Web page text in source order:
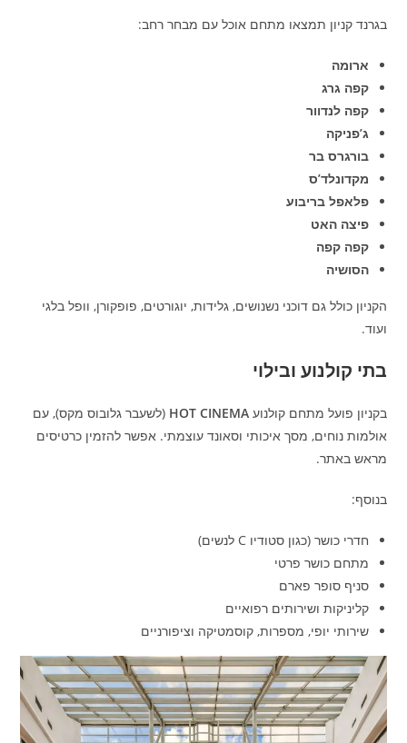
בגרנד קניון תמצאו מתחם אוכל עם מבחר רחב:
ארומה
קפה גרג
קפה לנדוור
ג’פניקה
בורגרס בר
מקדונלד’ס
פלאפל בריבוע
פיצה האט
קפה קפה
הסושיה
הקניון כולל גם דוכני נשנושים, גלידות, יוגורטים, פופקורן, וופל בלגי
ועוד.
בתי קולנוע ובילוי
בקניון פועל מתחם קולנועHOT CINEMA (לשעבר גלובוס מקס), עם
אולמות נוחים, מסך איכותי וסאונד עוצמתי. אפשר להזמין כרטיסים
מראש באתר.
בנוסף:
חדרי כושר (כגון סטודיו C לנשים)
מתחם כושר פרטי
סניף סופר פארם
קליניקות ושירותים רפואיים
שירותי יופי, מספרות, קוסמטיקה וציפורניים